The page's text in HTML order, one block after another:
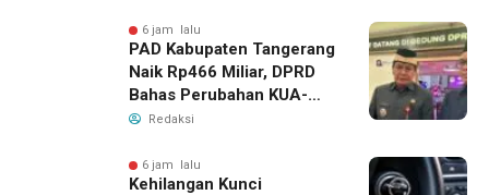
6 jam lalu
PAD Kabupaten Tangerang
Naik Rp466 Miliar, DPRD
Bahas Perubahan KUA-
PPAS 2026
Redaksi
6 jam lalu
Kehilangan Kunci